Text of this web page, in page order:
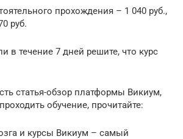
прохождения – 1 040 руб.,
руб.
в течение 7 дней решите, что курс
статья-обзор платформы Викиум,
обучение, прочитайте:
и курсы Викиум – самый